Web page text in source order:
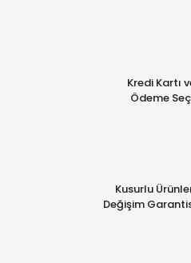
Kredi Kartı
Ödeme
Kusurlu
Değişim